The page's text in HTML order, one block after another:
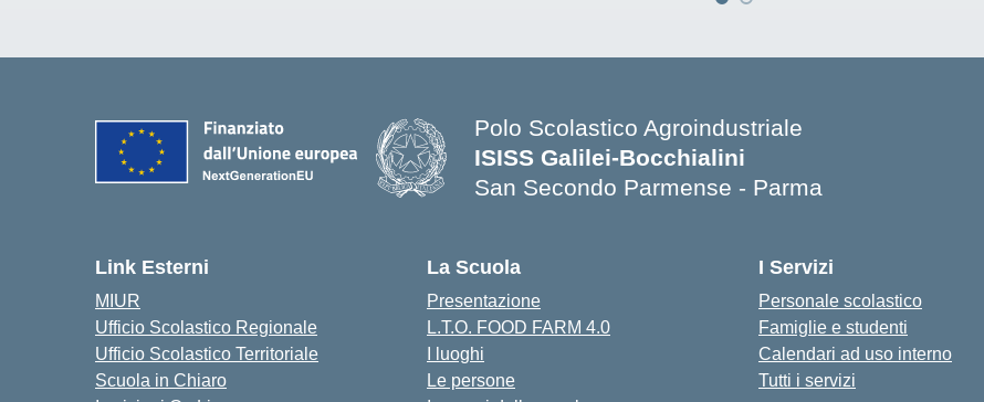
Polo Scolastico Agroindustriale
ISISS Galilei-Bocchialini
San Secondo Parmense - Parma
Link Esterni
MIUR
Ufficio Scolastico Regionale
Ufficio Scolastico Territoriale
Scuola in Chiaro
La Scuola
Presentazione
L.T.O. FOOD FARM 4.0
I luoghi
Le persone
I Servizi
Personale scolastico
Famiglie e studenti
Calendari ad uso interno
Tutti i servizi